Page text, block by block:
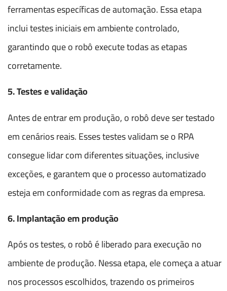
ferramentas específicas de automação. Essa etapa
inclui testes iniciais em ambiente controlado,
garantindo que o robô execute todas as etapas
corretamente.
5. Testes e validação
Antes de entrar em produção, o robô deve ser testado
em cenários reais. Esses testes validam se o RPA
consegue lidar com diferentes situações, inclusive
exceções, e garantem que o processo automatizado
esteja em conformidade com as regras da empresa.
6. Implantação em produção
Após os testes, o robô é liberado para execução no
ambiente de produção. Nessa etapa, ele começa a atuar
nos processos escolhidos, trazendo os primeiros